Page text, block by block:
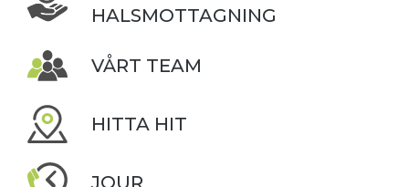
HALSMOTTAGNING
VÅRT TEAM
HITTA HIT
JOUR